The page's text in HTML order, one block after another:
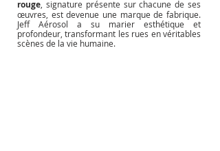
rouge , signature présente sur chacune de ses
œuvres, est devenue une marque de fabrique.
Jeff Aérosol a su marier esthétique et
profondeur, transformant les rues en véritables
scènes de la vie humaine.